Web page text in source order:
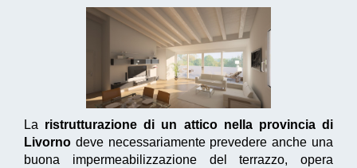
La ristrutturazione di un attico nella provincia di
Livorno deve necessariamente prevedere anche una
buona impermeabilizzazione del terrazzo, opera